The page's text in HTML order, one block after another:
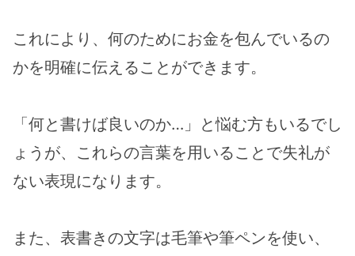
これにより、何のためにお金を包んでいるの
かを明確に伝えることができます。
「何と書けば良いのか…」と悩む方もいるでし
ょうが、これらの言葉を用いることで失礼が
ない表現になります。
また、表書きの文字は毛筆や筆ペンを使い、